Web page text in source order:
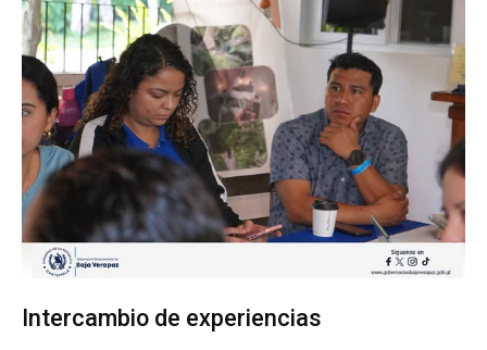
Intercambio de experiencias